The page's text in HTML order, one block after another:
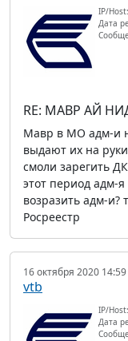
IP/
Дата
RE: МАВР АЙ
Мавр в МО адм-и
выдают их на
смоли зарегить
этот период адм-
возразить адм-
Росреестр
16 октября 2020 14:59
vtb
IP/
Дата